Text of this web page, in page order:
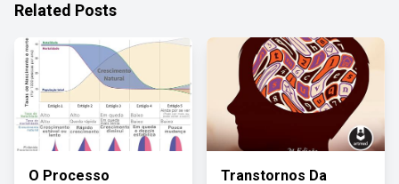
Related Posts
O Processo
Transtornos Da